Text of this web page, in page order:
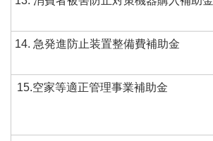
急発進防止装置整備費補助金
15.空家等適正管理事業補助金